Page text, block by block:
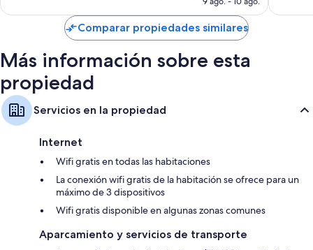
También se incluyen los siguientes beneficios adicionales en todas las
Televisiones de alta definición de 49 pulgadas con canales de
televisión por cable
Balcones o patios, armarios o vestidores y bombillas LED
de
US$ 179
Comparar propiedades similares
Más información sobre esta
propiedad
Servicios en la propiedad
Internet
Wifi gratis en todas las habitaciones
La conexión wifi gratis de la habitación se ofrece para un
máximo de 3 dispositivos
Wifi gratis disponible en algunas zonas comunes
Aparcamiento y servicios de transporte